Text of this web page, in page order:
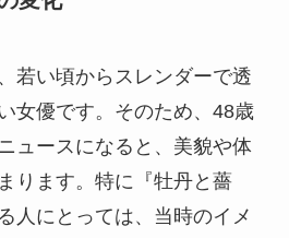
若い頃からスレンダーで透
女優です。そのため、48歳
ュースになると、美貌や体
ります。特に『牡丹と薔
人にとっては、当時のイメ